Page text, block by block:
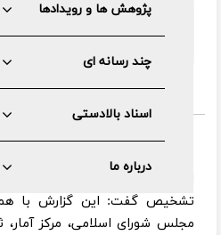
پژوهش ها و رویدادها
چند رسانه ای
اسناد بالادستی
درباره ما
سخنگوی مجمع تشخیص مصلحت
مشوق های اقتصادی فرزند آوری
نظارت بر لزوم اصلاح ساز و کارها خبر
محسن دهنوی سخنگوی مجمع
به بررسی گزارش مرکز نظارت و
اجرای سیاست های کلی جمعیت
تشخیص گفت: این گزارش با
مجلس شورای اسلامی، مرکز